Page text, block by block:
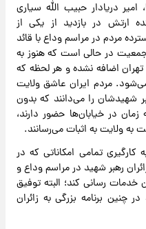
دریادار حبیب الله سیاری
ارتش در بازدید از یکی از
مردم در مراسم وداع با قائد
در حالی است که هنوز به
اضافه نشده و هر لحظه که
مردم ایران عاشق ولایت
شهیدشان را می‌دانند که بدون
در خیابان‌ها حضور دارند،
به ولایت به اثبات می‌رسانند.
تمامی امکاناتی که در
رهبر شهید در مراسم وداع و
خدمات رسانی کند؛ البته توفیق
چنین برنامه بزرگی به زائران